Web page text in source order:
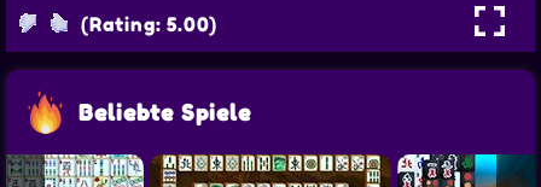
(Rating: 5.00)
Beliebte Spiele